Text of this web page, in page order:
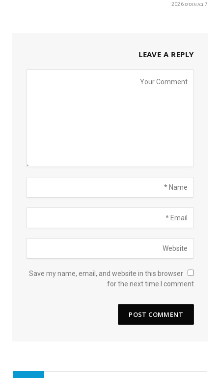
7 באוגוסט 2026
LEAVE A REPLY
Save my name, email, and website in this browser
for the next time I comment.